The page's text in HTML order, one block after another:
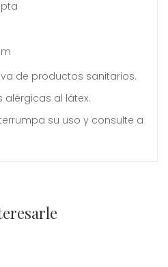
de productos sanitarios.
alérgicas al látex.
su uso y consulte a